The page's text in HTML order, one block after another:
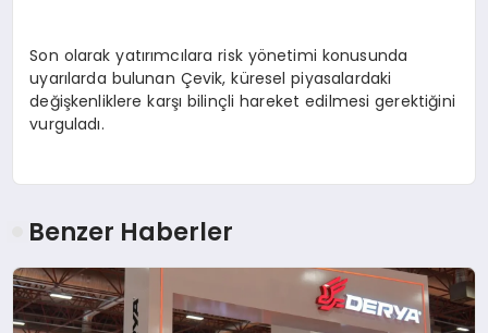
Son olarak yatırımcılara risk yönetimi konusunda
uyarılarda bulunan Çevik, küresel piyasalardaki
değişkenliklere karşı bilinçli hareket edilmesi gerektiğini
vurguladı.
Benzer Haberler